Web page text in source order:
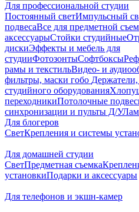
Для профессиональной студии
Постоянный светИмпульсный
подвесаВсе для предметной
аксессуарыСтойки студийные
дискиЭффекты и мебель для
студииФотозонтыСофтбоксы
рамы и текстильВидео- и
фильтры, маски гобо
студийного оборудования
переходникиПотолочные
синхронизации и пульты Д/У
Для блогеров
СветКрепления и системы
Для домашней студии
СветПредметная съемка
установкиПодарки и аксессуары
Для телефонов и экшн-камер